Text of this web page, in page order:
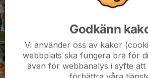
Godkänn
Vi använder oss av kakor
webbplats ska fungera bra för
även för webbanalys i syfte att